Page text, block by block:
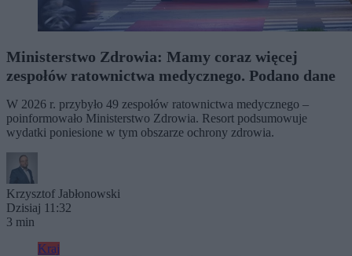
Ministerstwo Zdrowia: Mamy coraz więcej
zespołów ratownictwa medycznego. Podano dane
W 2026 r. przybyło 49 zespołów ratownictwa medycznego –
poinformowało Ministerstwo Zdrowia. Resort podsumowuje
wydatki poniesione w tym obszarze ochrony zdrowia.
Krzysztof Jabłonowski
Dzisiaj 11:32
3 min
Kraj